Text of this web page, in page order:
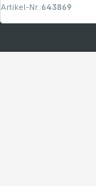
Artikel-Nr.:643869